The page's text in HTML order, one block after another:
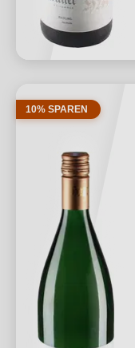
10% SPAREN